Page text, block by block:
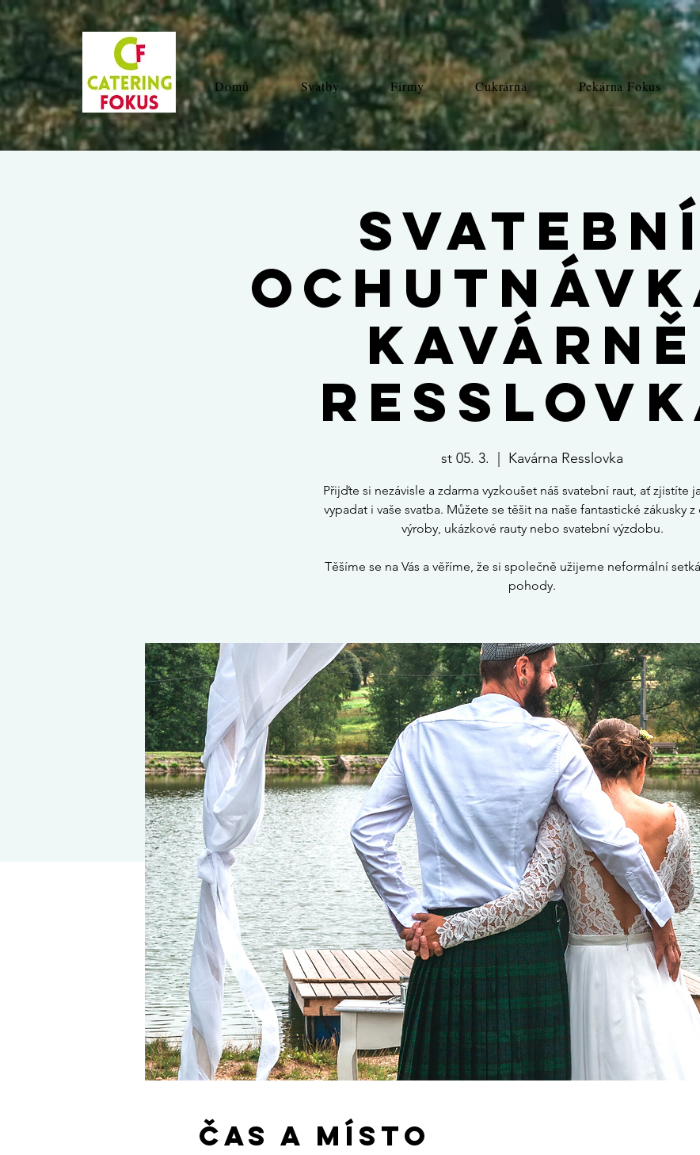
Domů Svatby Firmy Cukrárna Pekárna Fokus
Svatební
kavárně
st 05. 3. Kavárna Resslovka
Přijďte si nezávisle a zdarma vyzkoušet náš svatební raut, ať zjistíte
vypadat i vaše svatba. Můžete se těšit na naše fantastické zákusky
výroby, ukázkové rauty nebo svatební výzdobu.
Těšíme se na Vás a věříme, že si společně užijeme neformální
pohody.
Čas a místo